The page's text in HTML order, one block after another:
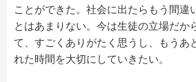
ことができた。社会に出たらもう間違
とはあまりない。今は生徒の立場だか
て、すごくありがたく思うし、もうあ
れた時間を大切にしていきたい。